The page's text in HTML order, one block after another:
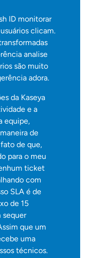
ID monitorar
clicam.
analise
são muito
adora.
da Kaseya
e a
equipe,
de
de que,
para o meu
ticket
com
SLA é de
de 15
sequer
que um
uma
técnicos.